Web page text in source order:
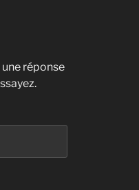
réponse